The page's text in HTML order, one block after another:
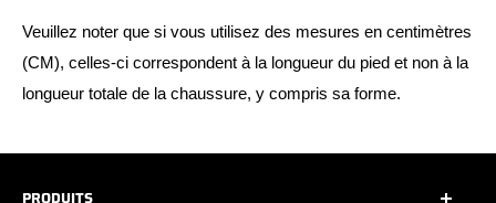
Veuillez noter que si vous utilisez des mesures en centimètres
(CM), celles-ci correspondent à la longueur du pied et non à la
longueur totale de la chaussure, y compris sa forme.
PRODUITS